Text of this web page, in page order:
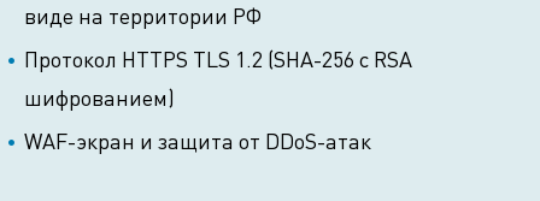
виде на территории РФ
Протокол HTTPS TLS 1.2 (SHA-256 с RSA
шифрованием)
WAF-экран и защита от DDoS-атак